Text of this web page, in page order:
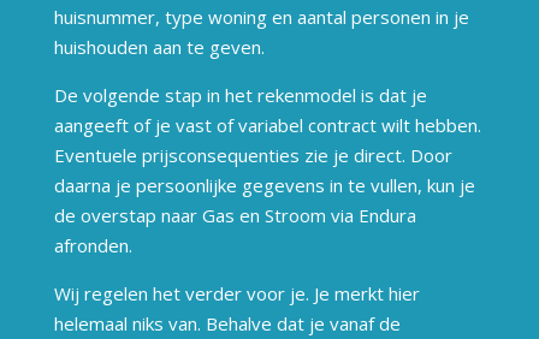
huisnummer, type woning en aantal personen in je
huishouden aan te geven.
De volgende stap in het rekenmodel is dat je
aangeeft of je vast of variabel contract wilt hebben.
Eventuele prijsconsequenties zie je direct. Door
daarna je persoonlijke gegevens in te vullen, kun je
de overstap naar Gas en Stroom via Endura
afronden.
Wij regelen het verder voor je. Je merkt hier
helemaal niks van. Behalve dat je vanaf de